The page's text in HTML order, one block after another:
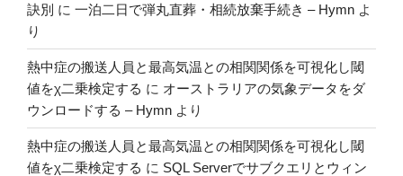
訣別 に 一泊二日で弾丸直葬・相続放棄手続き – Hymn よ
り
熱中症の搬送人員と最高気温との相関関係を可視化し閾
値をχ二乗検定する に オーストラリアの気象データをダ
ウンロードする – Hymn より
熱中症の搬送人員と最高気温との相関関係を可視化し閾
値をχ二乗検定する に SQL Serverでサブクエリとウィン